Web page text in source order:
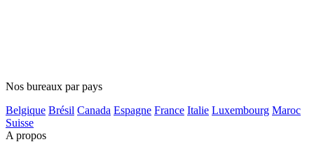
Nos bureaux par pays
Belgique Brésil Canada Espagne France Italie Luxembourg Maroc
Suisse
A propos